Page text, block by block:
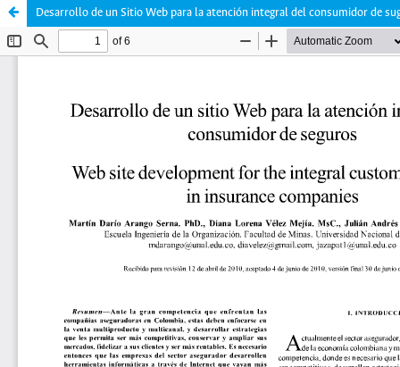
Desarrollo de un Sitio Web para la atención integral del consumidor de